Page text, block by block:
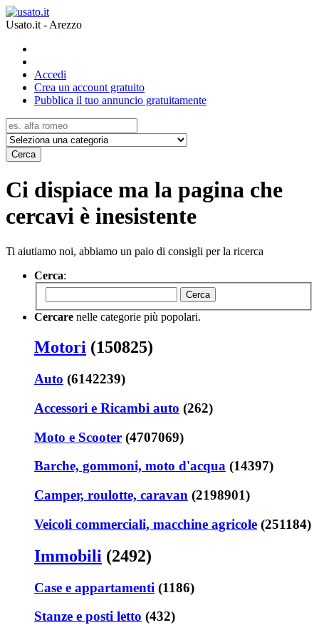
Usato.it - Arezzo
Accedi
Crea un account gratuito
Pubblica il tuo annuncio gratuitamente
Cerca
Ci dispiace ma la pagina che
cercavi è inesistente
Ti aiutiamo noi, abbiamo un paio di consigli per la ricerca
Cerca:
Cerca
Cercare nelle categorie più popolari.
Motori (150825)
Auto (6142239)
Accessori e Ricambi auto (262)
Moto e Scooter (4707069)
Barche, gommoni, moto d'acqua (14397)
Camper, roulotte, caravan (2198901)
Veicoli commerciali, macchine agricole (251184)
Immobili (2492)
Case e appartamenti (1186)
Stanze e posti letto (432)